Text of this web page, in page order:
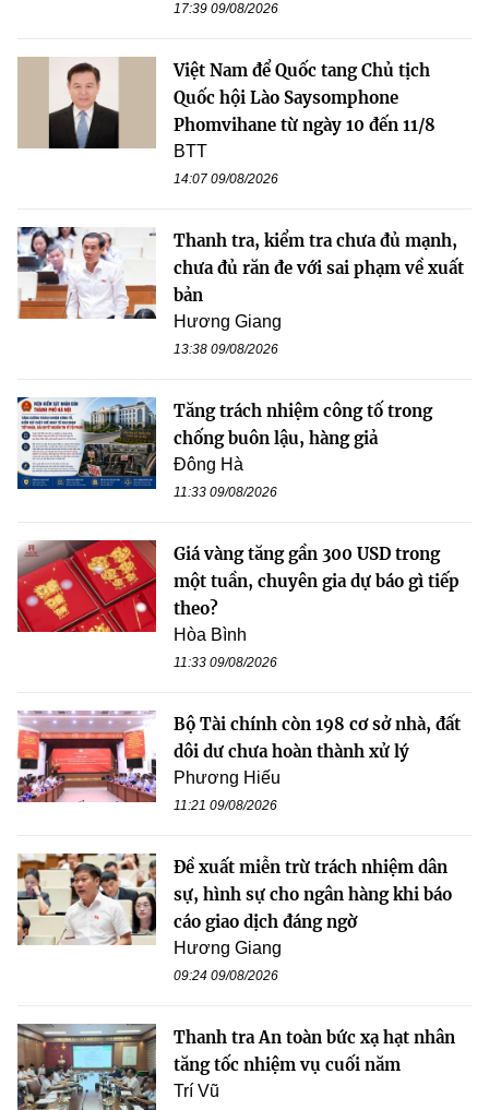
17:39 09/08/2026
Việt Nam để Quốc tang Chủ tịch
Quốc hội Lào Saysomphone
Phomvihane từ ngày 10 đến 11/8
BTT
14:07 09/08/2026
Thanh tra, kiểm tra chưa đủ mạnh,
chưa đủ răn đe với sai phạm về xuất
bản
Hương Giang
13:38 09/08/2026
Tăng trách nhiệm công tố trong
chống buôn lậu, hàng giả
Đông Hà
11:33 09/08/2026
Giá vàng tăng gần 300 USD trong
một tuần, chuyên gia dự báo gì tiếp
theo?
Hòa Bình
11:33 09/08/2026
Bộ Tài chính còn 198 cơ sở nhà, đất
dôi dư chưa hoàn thành xử lý
Phương Hiếu
11:21 09/08/2026
Đề xuất miễn trừ trách nhiệm dân
sự, hình sự cho ngân hàng khi báo
cáo giao dịch đáng ngờ
Hương Giang
09:24 09/08/2026
Thanh tra An toàn bức xạ hạt nhân
tăng tốc nhiệm vụ cuối năm
Trí Vũ